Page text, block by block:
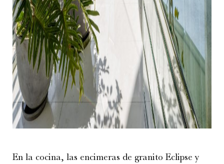
En la cocina, las encimeras de granito Eclipse y